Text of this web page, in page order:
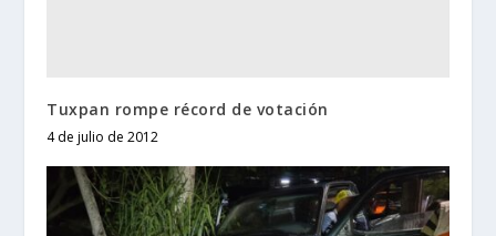
Tuxpan rompe récord de votación
4 de julio de 2012